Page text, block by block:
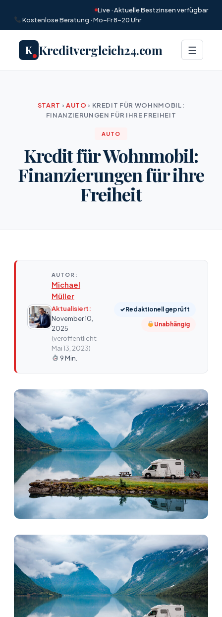
Live · Aktuelle Bestzinsen verfügbar
Kostenlose Beratung · Mo–Fr 8–20 Uhr
K Kreditvergleich24.com Menü
☰
START › AUTO › KREDIT FÜR WOHNMOBIL:
FINANZIERUNGEN FÜR IHRE FREIHEIT
AUTO
Kredit für Wohnmobil:
Finanzierungen für ihre
Freiheit
AUTOR:
Michael
Müller
Aktualisiert:
November 10,
2025
(veröffentlicht:
Mai 13, 2023)
9 Min.
✓Redaktionell geprüft
Unabhängig